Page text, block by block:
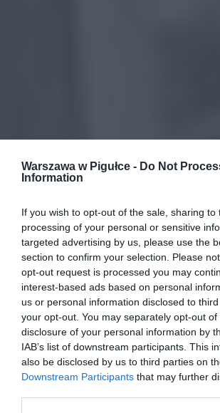
Warszawa w Pigułce - Do Not
Information
If you wish to opt-out of the sale, sharing to
processing of your personal or sensitive
targeted advertising by us, please use the
section to confirm your selection. Please
opt-out request is processed you may
interest-based ads based on personal
us or personal information disclosed to
your opt-out. You may separately opt-out
disclosure of your personal information by
IAB’s list of downstream participants. This
also be disclosed by us to third parties on
Downstream Participants that may further